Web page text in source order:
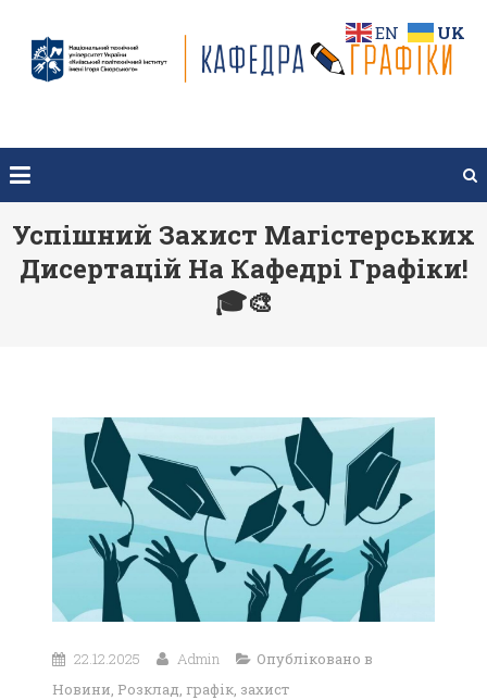
вмісту
Успішний Захист Магістерських
Дисертацій На Кафедрі Графіки!
🎓🎨
22.12.2025 Admin
Опубліковано в
Новини, Розклад, графік, захист
EN UK